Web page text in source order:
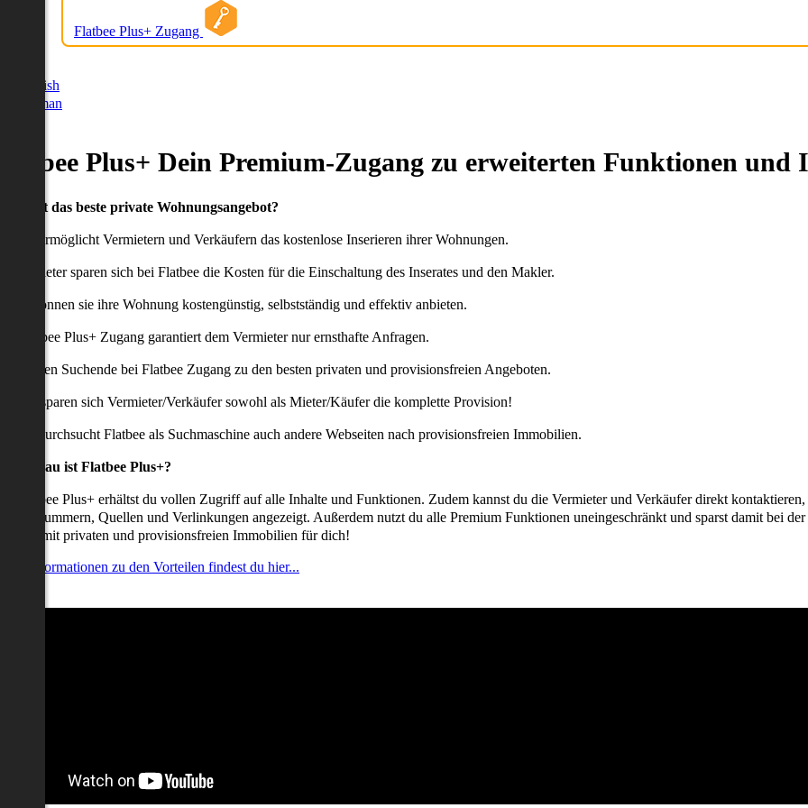
Flatbee Plus+ Zugang
English
German
Plus+ Dein Premium-Zugang zu erweiterten Funktionen und
willst das beste private Wohnungsangebot?
ermöglicht Vermietern und Verkäufern das kostenlose Inserieren ihrer Wohnungen.
Anbieter sparen sich bei Flatbee die Kosten für die Einschaltung des Inserates und den Makler.
können sie ihre Wohnung kostengünstig, selbstständig und effektiv anbieten.
Flatbee Plus+ Zugang garantiert dem Vermieter nur ernsthafte Anfragen.
erhalten Suchende bei Flatbee Zugang zu den besten privaten und provisionsfreien Angeboten.
uns sparen sich Vermieter/Verkäufer sowohl als Mieter/Käufer die komplette Provision!
durchsucht Flatbee als Suchmaschine auch andere Webseiten nach provisionsfreien Immobilien.
genau ist Flatbee Plus+?
Flatbee Plus+ erhältst du vollen Zugriff auf alle Inhalte und Funktionen. Zudem kannst du die Vermieter und Verkäufer direkt
Quellen und Verlinkungen angezeigt. Außerdem nutzt du alle Premium Funktionen uneingeschränkt und sparst damit bei
mit privaten und provisionsfreien Immobilien für dich!
Informationen zu den Vorteilen findest du hier...